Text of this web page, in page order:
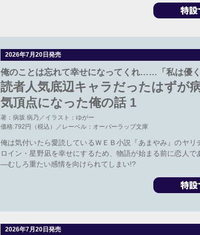
2026年7月20日発売
俺のことは忘れて幸せになってくれ……「私は優く
読者人気底辺キャラだったはずが
気頂点になった俺の話 1
著：病坂 病乃／イラスト：ゆがー
価格:792円（税込）／レーベル：オーバーラップ文庫
俺は気付いたら愛読しているＷＥＢ小説『あまやみ』のヤ
ロイン・星野凪を幸せにするため、物語が始まる前に恋人
―むしろ重たい感情を向けられてしまい!?
2026年7月20日発売